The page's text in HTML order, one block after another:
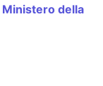
Ministero della